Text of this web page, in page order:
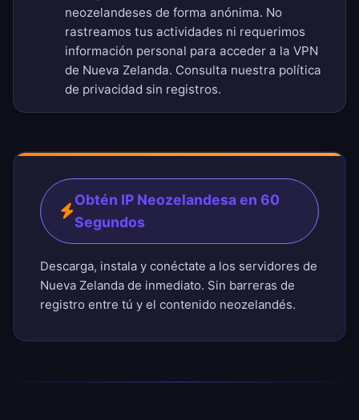
neozelandeses de forma anónima. No
rastreamos tus actividades ni requerimos
información personal para acceder a la VPN
de Nueva Zelanda. Consulta nuestra política
de privacidad sin registros.
Obtén IP Neozelandesa en 60
Segundos
Descarga, instala y conéctate a los servidores de
Nueva Zelanda de inmediato. Sin barreras de
registro entre tú y el contenido neozelandés.